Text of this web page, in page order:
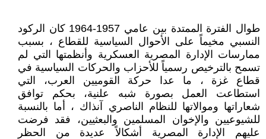
طوال الفترة الممتدة بين عامي 1957-1964 كان الركود
النسبي مخيماً على الأحوال السياسية للقطاع ، بسبب
ممارسات الإدارة المصرية العسكرية وأنظمتها التي لم
تسمح بالترخيص رسمياً للأحزاب والحركات السياسية في
قطاع غزة ، ما عدا حركة القوميين العرب، التي
استطاعت العمل بصورة شبه علنية، بحكم توافق
شعاراتها وموالاتها للنظام الناصري آنذاك ، أما بالنسبة
للشيوعيين والإخوان المسلمين والبعثيين، فقد فرضت
عليهم الإدارة المصرية أشكالاً عديدة من الحظر